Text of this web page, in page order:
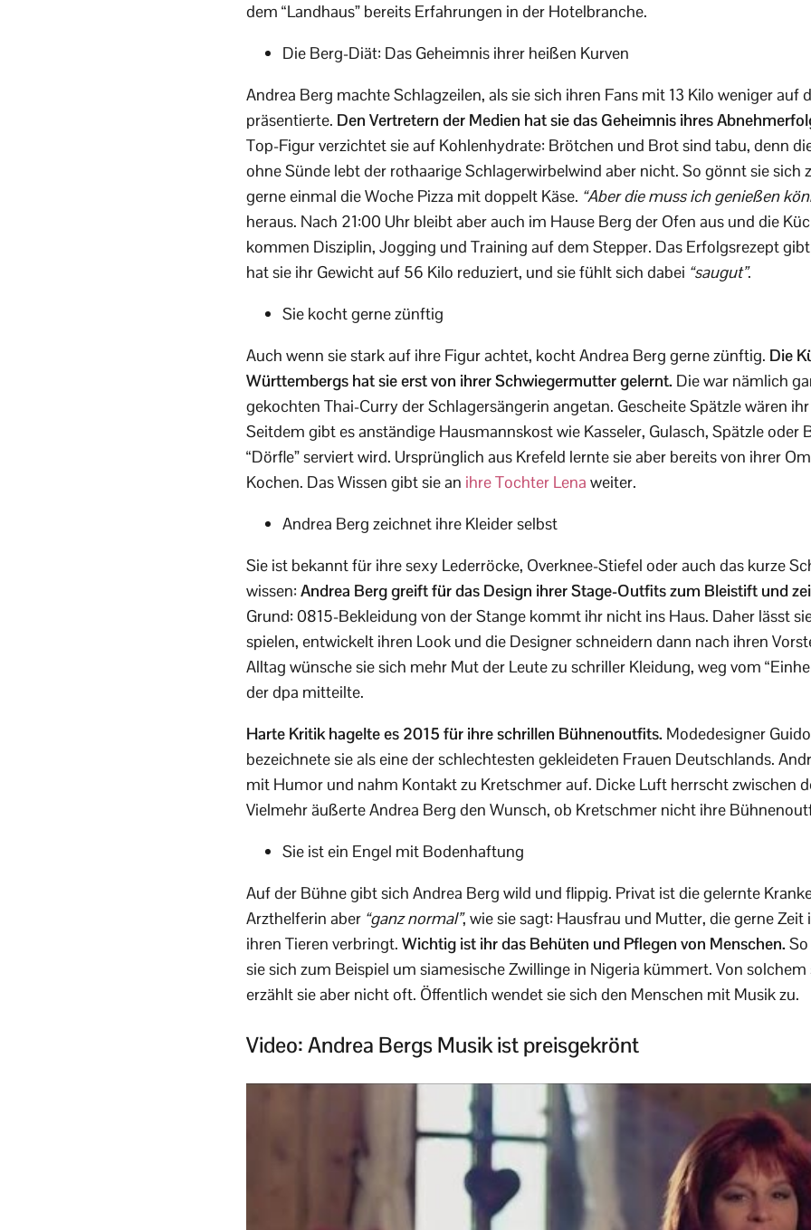
dem “Landhaus” bereits Erfahrungen in der Hotelbranche.
Die Berg-Diät: Das Geheimnis ihrer heißen Kurven
Andrea Berg machte Schlagzeilen, als sie sich ihren Fans mit 13 Kilo weniger auf
präsentierte. Den Vertretern der Medien hat sie das Geheimnis ihres
Top-Figur verzichtet sie auf Kohlenhydrate: Brötchen und Brot sind tabu, denn
ohne Sünde lebt der rothaarige Schlagerwirbelwind aber nicht. So gönnt sie sich
gerne einmal die Woche Pizza mit doppelt Käse. “Aber die muss ich genießen
heraus. Nach 21:00 Uhr bleibt aber auch im Hause Berg der Ofen aus und die
kommen Disziplin, Jogging und Training auf dem Stepper. Das Erfolgsrezept
hat sie ihr Gewicht auf 56 Kilo reduziert, und sie fühlt sich dabei “saugut”.
Sie kocht gerne zünftig
Auch wenn sie stark auf ihre Figur achtet, kocht Andrea Berg gerne zünftig. Die
Württembergs hat sie erst von ihrer Schwiegermutter gelernt. Die war nämlich
gekochten Thai-Curry der Schlagersängerin angetan. Gescheite Spätzle wären
Seitdem gibt es anständige Hausmannskost wie Kasseler, Gulasch, Spätzle oder
“Dörfle” serviert wird. Ursprünglich aus Krefeld lernte sie aber bereits von ihrer
Kochen. Das Wissen gibt sie an ihre Tochter Lena weiter.
Andrea Berg zeichnet ihre Kleider selbst
Sie ist bekannt für ihre sexy Lederröcke, Overknee-Stiefel oder auch das kurze
wissen: Andrea Berg greift für das Design ihrer Stage-Outfits zum Bleistift und
Grund: 0815-Bekleidung von der Stange kommt ihr nicht ins Haus. Daher lässt
spielen, entwickelt ihren Look und die Designer schneidern dann nach ihren
Alltag wünsche sie sich mehr Mut der Leute zu schriller Kleidung, weg vom
der dpa mitteilte.
Harte Kritik hagelte es 2015 für ihre schrillen Bühnenoutfits. Modedesigner
bezeichnete sie als eine der schlechtesten gekleideten Frauen Deutschlands.
mit Humor und nahm Kontakt zu Kretschmer auf. Dicke Luft herrscht zwischen
Vielmehr äußerte Andrea Berg den Wunsch, ob Kretschmer nicht ihre
Sie ist ein Engel mit Bodenhaftung
Auf der Bühne gibt sich Andrea Berg wild und flippig. Privat ist die gelernte
Arzthelferin aber “ganz normal”, wie sie sagt: Hausfrau und Mutter, die gerne
ihren Tieren verbringt. Wichtig ist ihr das Behüten und Pflegen von Menschen.
sie sich zum Beispiel um siamesische Zwillinge in Nigeria kümmert. Von
erzählt sie aber nicht oft. Öffentlich wendet sie sich den Menschen mit Musik zu.
Video: Andrea Bergs Musik ist preisgekrönt